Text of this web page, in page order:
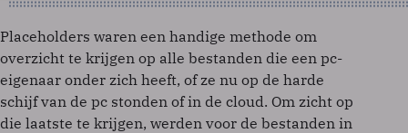
Placeholders waren een handige methode om
overzicht te krijgen op alle bestanden die een pc-
eigenaar onder zich heeft, of ze nu op de harde
schijf van de pc stonden of in de cloud. Om zicht op
die laatste te krijgen, werden voor de bestanden in